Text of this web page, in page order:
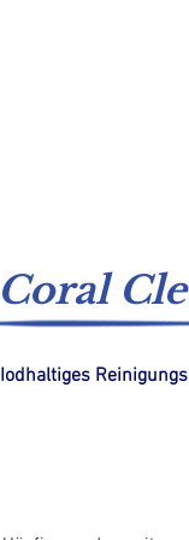
Coral
Iodhaltiges